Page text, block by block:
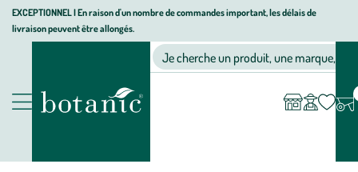
Aller
Aller
au
Aller
au
page
EXCEPTIONNEL I En raison d'un nombre de commandes important, les délais de
livraison peuvent être allongés.
Nos produits
Jardinerie écologique, animalerie, décoration, alimentation bio
Je cherche un produit, une marque, un
compte